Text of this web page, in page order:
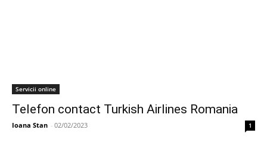
Servicii online
Telefon contact Turkish Airlines Romania
Ioana Stan - 02/02/2023 1